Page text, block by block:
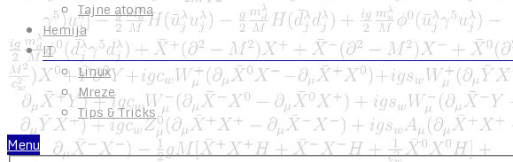
Tajne atoma
Hemija
IT
Linux
Mreze
Tips & Tricks
Menu